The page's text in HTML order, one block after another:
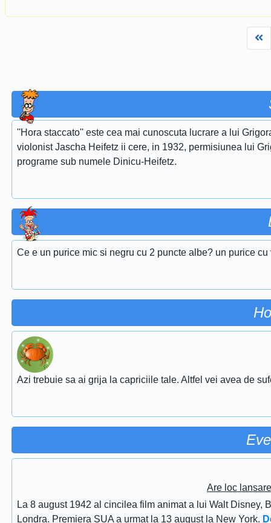
''Hora staccato'' este cea mai cunoscuta lucrare a lui
violonist Jascha Heifetz ii cere, in 1932, permisiunea lui
programe sub numele Dinicu-Heifetz.
Ce e un purice mic si negru cu 2 puncte albe? un purice cu
Azi trebuie sa ai grija la capriciile tale. Altfel vei avea de
Are loc
La 8 august 1942 al cincilea film animat a lui Walt
Londra. Premiera SUA a urmat la 13 august la New York.